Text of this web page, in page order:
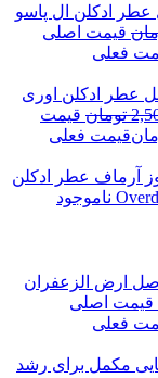
عطر ادکلن ال پاسو
قیمت اصلی
فعلی
عطر ادکلن اوری
تومان قیمت
قیمت فعلی
عطر ادکلن
ناموجود
ارض الزعفران
قیمت اصلی
فعلی
مکمل برای رشد